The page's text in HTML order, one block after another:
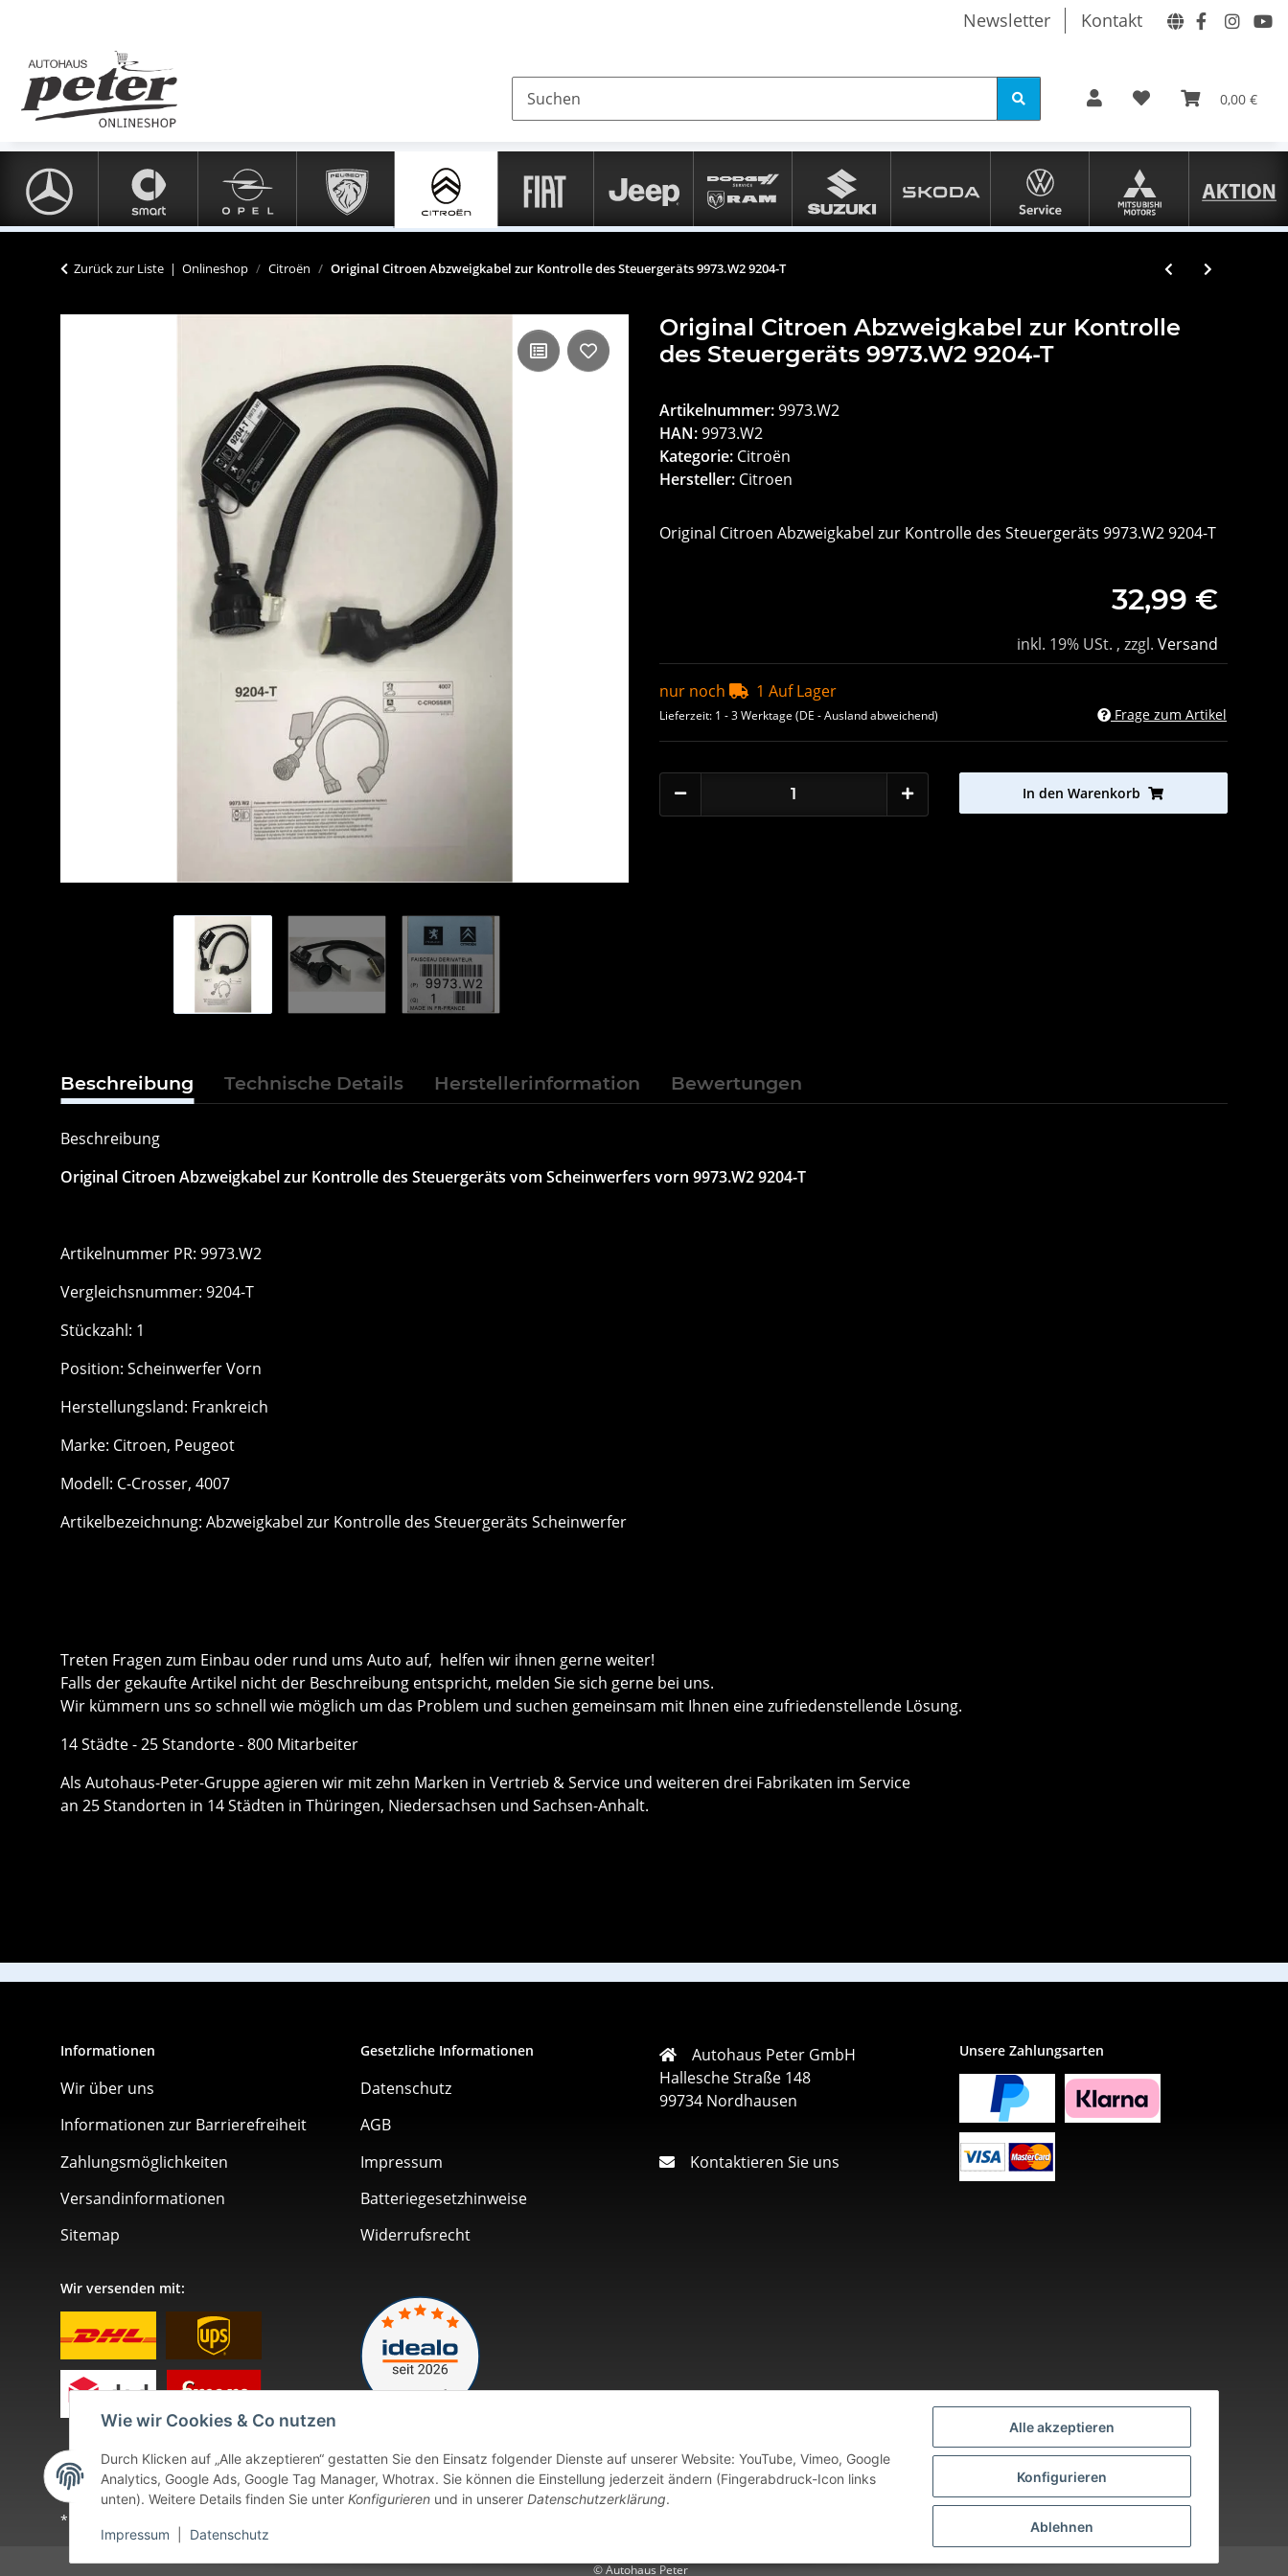
Alle akzeptieren
Konfigurieren
Ablehnen
Wie wir Cookies & Co nutzen
Durch Klicken auf „Alle akzeptieren“ gestatten Sie den Einsatz folgender Dienste auf unserer Website: YouTube, Vimeo, Google
Analytics, Google Ads, Google Tag Manager, Whotrax. Sie können die Einstellung jederzeit ändern (Fingerabdruck-Icon links
unten). Weitere Details finden Sie unter Konfigurieren und in unserer Datenschutzerklärung.
Impressum Datenschutz
Newsletter Kontakt
0,00 €
Zurück zur Liste Onlineshop Citroën Original Citroen Abzweigkabel zur Kontrolle des Steuergeräts 9973.W2 9204-T
Original Citroen Abzweigkabel zur Kontrolle
des Steuergeräts 9973.W2 9204-T
Artikelnummer:9973.W2
HAN:9973.W2
Kategorie: Citroën
Hersteller: Citroen
Original Citroen Abzweigkabel zur Kontrolle des Steuergeräts 9973.W2 9204-T
32,99 €
inkl. 19% USt. , zzgl. Versand
nur noch 1 Auf Lager
Lieferzeit: 1 - 3 Werktage (DE - Ausland abweichend) Frage zum Artikel
In den Warenkorb
Beschreibung Technische Details Herstellerinformation Bewertungen
Beschreibung
Original Citroen Abzweigkabel zur Kontrolle des Steuergeräts vom Scheinwerfers vorn 9973.W2 9204-T
Artikelnummer PR: 9973.W2
Vergleichsnummer: 9204-T
Stückzahl: 1
Position: Scheinwerfer Vorn
Herstellungsland: Frankreich
Marke: Citroen, Peugeot
Modell: C-Crosser, 4007
Artikelbezeichnung: Abzweigkabel zur Kontrolle des Steuergeräts Scheinwerfer
Treten Fragen zum Einbau oder rund ums Auto auf, helfen wir ihnen gerne weiter!
Falls der gekaufte Artikel nicht der Beschreibung entspricht, melden Sie sich gerne bei uns.
Wir kümmern uns so schnell wie möglich um das Problem und suchen gemeinsam mit Ihnen eine zufriedenstellende Lösung.
14 Städte - 25 Standorte - 800 Mitarbeiter
Als Autohaus-Peter-Gruppe agieren wir mit zehn Marken in Vertrieb & Service und weiteren drei Fabrikaten im Service
an 25 Standorten in 14 Städten in Thüringen, Niedersachsen und Sachsen-Anhalt.
Informationen
Wir über uns
Informationen zur Barrierefreiheit
Zahlungsmöglichkeiten
Versandinformationen
Sitemap
Gesetzliche Informationen
Datenschutz
AGB
Impressum
Batteriegesetzhinweise
Widerrufsrecht
Autohaus Peter GmbH
Hallesche Straße 148
99734 Nordhausen
Kontaktieren Sie uns
Unsere Zahlungsarten
Wir versenden mit:
Vertrag widerrufen
* Alle Preise inkl. gesetzlicher USt., zzgl.
© Autohaus Peter